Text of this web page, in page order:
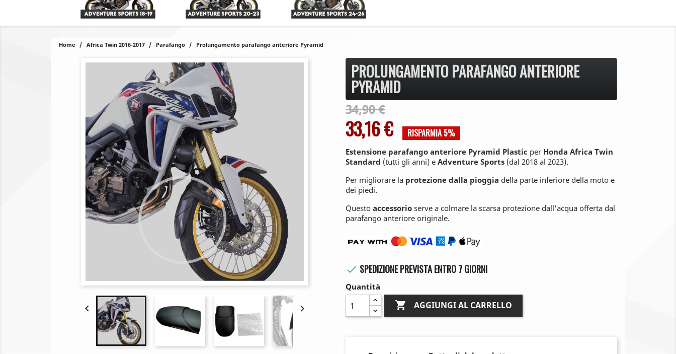
Home Africa Twin 2016-2017 Parafango Prolungamento parafango anteriore Pyramid
 
PROLUNGAMENTO PARAFANGO ANTERIORE
PYRAMID
34,90 €
33,16 € RISPARMIA 5%
Estensione parafango anteriore Pyramid Plastic per Honda Africa Twin
Standard (tutti gli anni) e Adventure Sports (dal 2018 al 2023).
Per migliorare la protezione dalla pioggia della parte inferiore della moto e
dei piedi.
Questo accessorio serve a colmare la scarsa protezione dall'acqua offerta dal
parafango anteriore originale.
 SPEDIZIONE PREVISTA ENTRO 7 GIORNI
Quantità
 AGGIUNGI AL CARRELLO